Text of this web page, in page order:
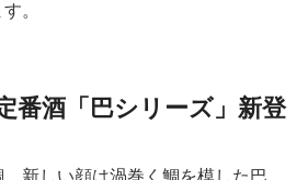
。
番酒「巴シリーズ」新登